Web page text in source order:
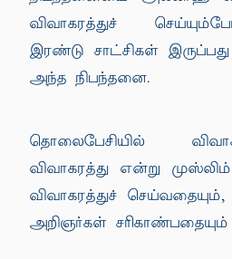
விவாகரத்துச்
இரண்டு சாட்சிகள்
அந்த நிபந்தனை.
தொலைபேசியில்
விவாகரத்து என்று
விவாகரத்துச்
அறிஞர்கள்